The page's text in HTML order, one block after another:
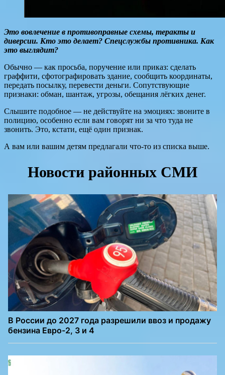
Это вовлечение в противоправные схемы, теракты и
диверсии. Кто это делает? Спецслужбы противника. Как
это выглядит?
Обычно — как просьба, поручение или приказ: сделать
граффити, сфотографировать здание, сообщить координаты,
передать посылку, перевести деньги. Сопутствующие
признаки: обман, шантаж, угрозы, обещания лёгких денег.
Слышите подобное — не действуйте на эмоциях: звоните в
полицию, особенно если вам говорят ни за что туда не
звонить. Это, кстати, ещё один признак.
А вам или вашим детям предлагали что-то из списка выше.